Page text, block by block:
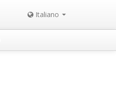
Italiano